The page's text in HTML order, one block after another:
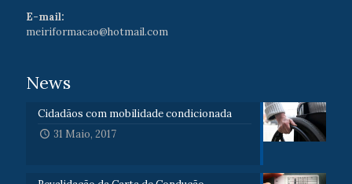
E-mail:
meiriformacao@hotmail.com
News
Cidadãos com mobilidade condicionada
31 Maio, 2017